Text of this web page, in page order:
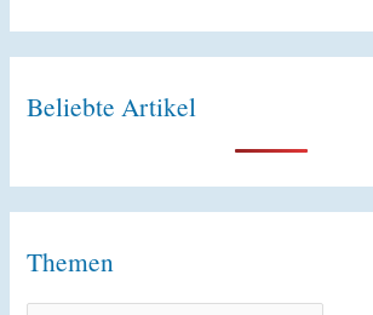
e
n
a
t
Beliebte Artikel
Themen